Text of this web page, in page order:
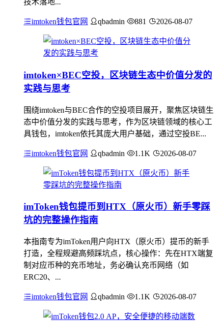
技术落地...
imtoken钱包官网 qbadmin 881 2026-08-07
imtoken×BEC空投，区块链生态中价值分发的
实践与思考
围绕imtoken与BEC合作的空投项目展开，聚焦区块链生
态中价值分发的实践与思考，作为区块链领域的核心工
具钱包，imtoken依托其庞大用户基础，通过空投BE...
imtoken钱包官网 qbadmin 1.1K 2026-08-07
imToken钱包提币到HTX（原火币）新手零踩
坑的完整操作指南
本指南专为imToken用户向HTX（原火币）提币的新手
打造，全程规避高频踩坑点，核心操作：先在HTX端复
制对应币种的充币地址，务必确认充币网络（如
ERC20、...
imtoken钱包官网 qbadmin 1.1K 2026-08-07